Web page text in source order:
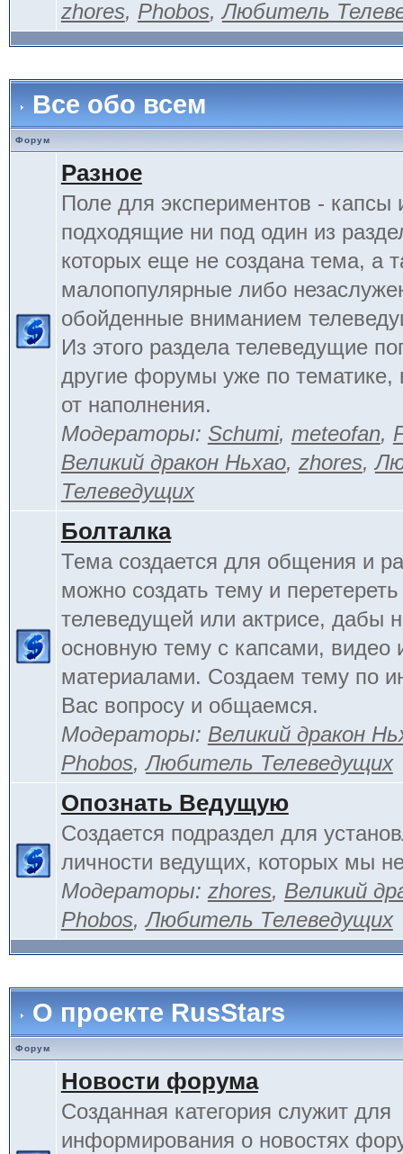
zhores, Phobos,Любитель
Все обо всем
Форум
Разное
Поле для экспериментов - капсы
подходящие ни под один из
которых еще не создана тема, а
малопопулярные либо
обойденные вниманием
Из этого раздела телеведущие
другие форумы уже по тематике,
от наполнения.
Модераторы: Schumi, meteofan,
Великий дракон Ньхао, zhores,
Телеведущих
Болталка
Тема создается для общения и
можно создать тему и перетереть
телеведущей или актрисе, дабы
основную тему с капсами, видео
материалами. Создаем тему по
Вас вопросу и общаемся.
Модераторы: Великий дракон
Phobos,Любитель Телеведущих
Опознать Ведущую
Создается подраздел для
личности ведущих, которых мы
Модераторы: zhores, Великий
Phobos,Любитель Телеведущих
О проекте RusStars
Форум
Новости форума
Созданная категория служит для
информирования о новостях